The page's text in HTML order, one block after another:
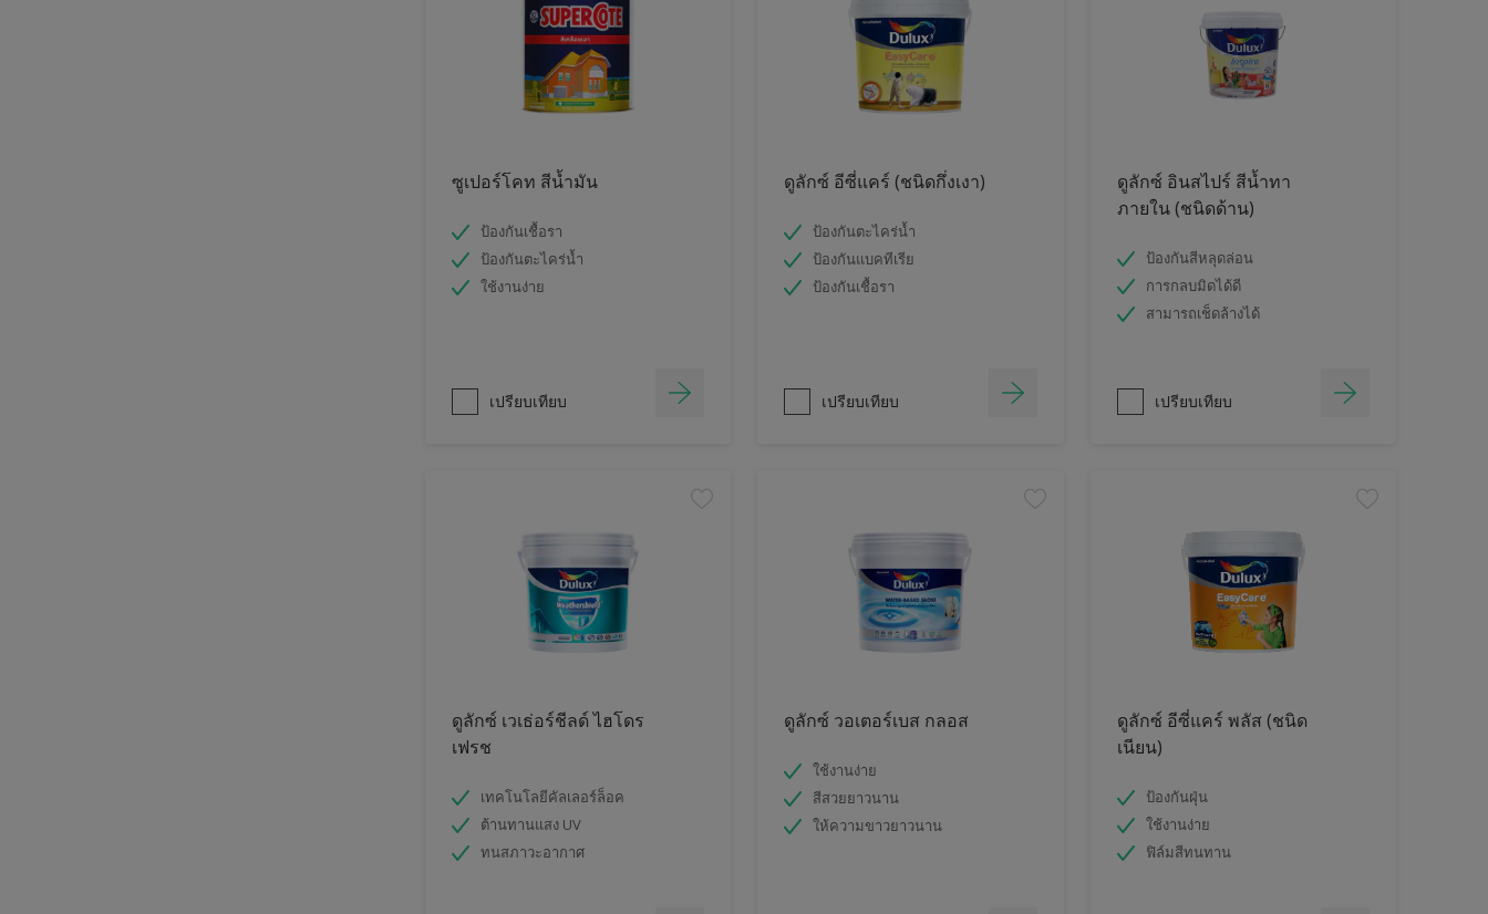
ซูเปอร์โคท สีน้ำมัน
ป้องกันเชื้อรา
ป้องกันตะไคร่น้ำ
ใช้งานง่าย
เปรียบเทียบ
ดูลักซ์ อีซี่แคร์ (ชนิดกึ่งเงา)
ป้องกันตะไคร่น้ำ
ป้องกันแบคทีเรีย
ป้องกันเชื้อรา
เปรียบเทียบ
ดูลักซ์ อินสไปร์ สีน้ำทา
ภายใน (ชนิดด้าน)
ป้องกันสีหลุดล่อน
การกลบมิดได้ดี
สามารถเช็ดล้างได้
เปรียบเทียบ
ดูลักซ์ เวเธ่อร์ชีลด์ ไฮโดร
เฟรช
เทคโนโลยีคัลเลอร์ล็อค
ต้านทานแสง UV
ทนสภาวะอากาศ
ดูลักซ์ วอเตอร์เบส กลอส
ใช้งานง่าย
สีสวยยาวนาน
ให้ความขาวยาวนาน
ดูลักซ์ อีซี่แคร์ พลัส (ชนิด
เนียน)
ป้องกันฝุ่น
ใช้งานง่าย
ฟิล์มสีทนทาน